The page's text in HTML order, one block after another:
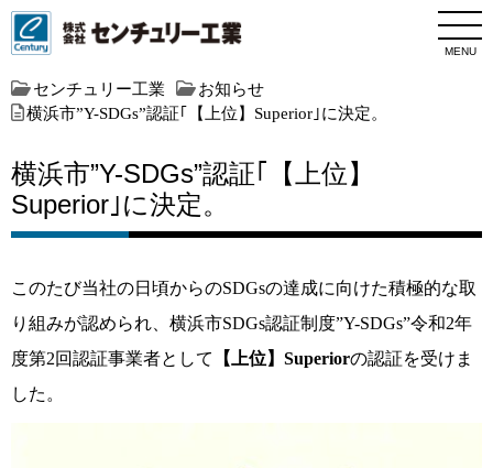
MENU
センチュリー工業
お知らせ
横浜市”Y-SDGs”認証｢【上位】Superior｣に決定。
横浜市”Y-SDGs”認証｢【上位】
Superior｣に決定。
このたび当社の日頃からのSDGsの達成に向けた積極的な取
り組みが認められ、横浜市SDGs認証制度”Y-SDGs”令和2年
度第2回認証事業者として
【上位】Superiorの認証を受けま
した。